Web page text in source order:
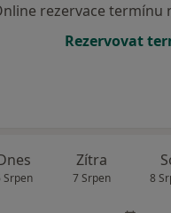
rezervace termínu
Rezervovat
Srpen
Zítra
7 Srpen 8